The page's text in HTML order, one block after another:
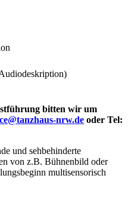
bitten wir um
nrw.de oder Tel:
und sehbehinderte
von z.B. Bühnenbild oder
multisensorisch